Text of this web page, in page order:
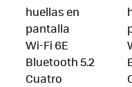
huellas en
pantalla
Wi-Fi 6E
Bluetooth 5.2
Cuatro